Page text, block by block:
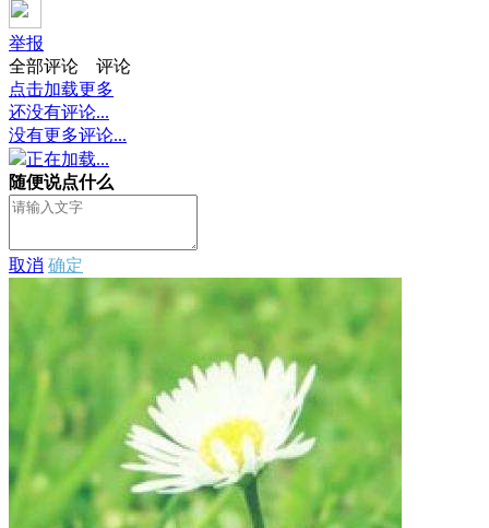
举报
全部评论
评论
点击加载更多
还没有评论...
没有更多评论...
正在加载...
随便说点什么
取消 确定